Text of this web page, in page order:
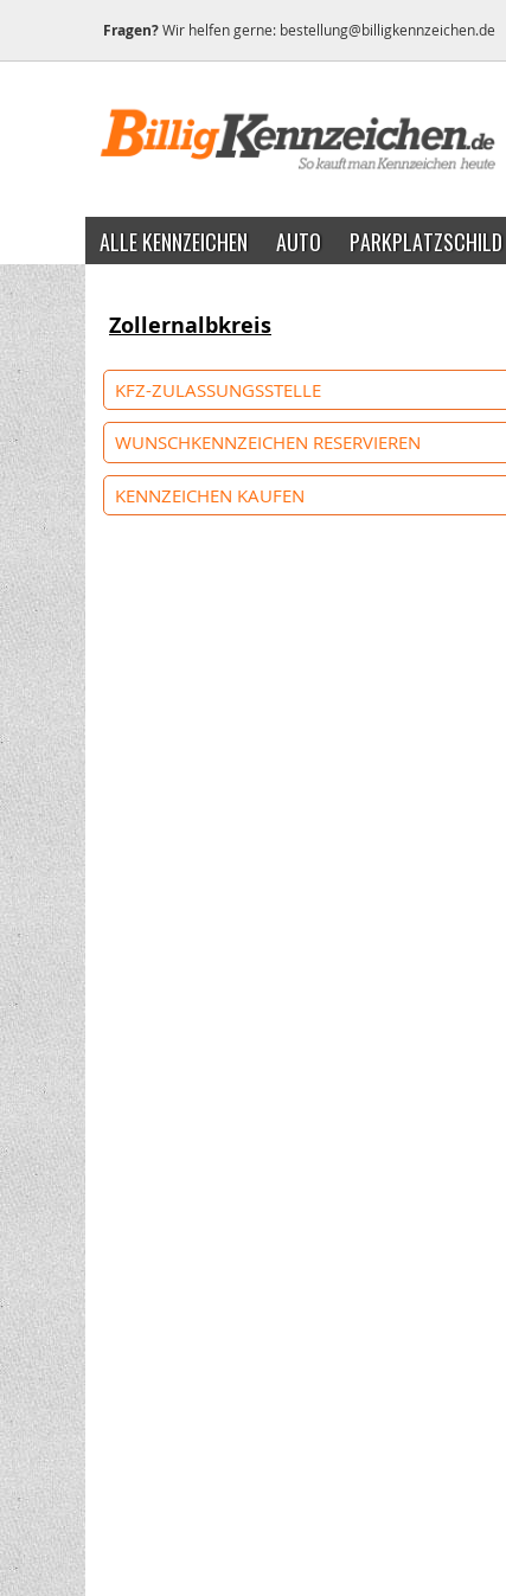
Fragen?Wir helfen gerne: bestellung@billigkennzeichen.de
ALLE KENNZEICHEN AUTO PARKPLATZSCHILD
Zollernalbkreis
KFZ-ZULASSUNGSSTELLE
WUNSCHKENNZEICHEN RESERVIEREN
KENNZEICHEN KAUFEN